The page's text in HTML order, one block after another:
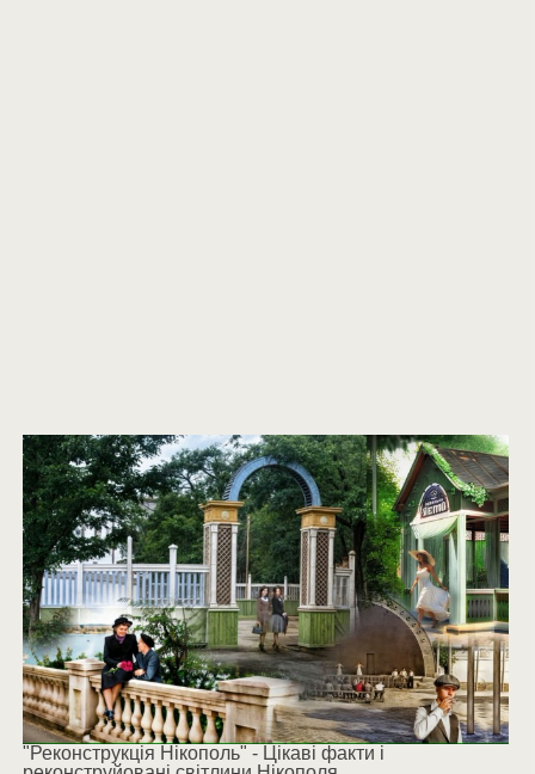
"Реконструкція Нікополь" - Цікаві факти і